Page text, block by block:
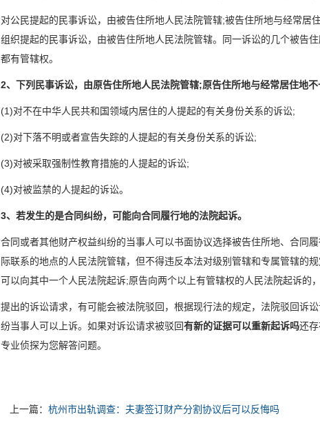
对公民提起的民事诉讼，由被告住所地人民法院管辖;被告住所地与经常居
组织提起的民事诉讼，由被告住所地人民法院管辖。同一诉讼的几个被告
都有管辖权。
2、下列民事诉讼，由原告住所地人民法院管辖;原告住所地与经常居住地不
(1)对不在中华人民共和国领域内居住的人提起的有关身份关系的诉讼;
(2)对下落不明或者宣告失踪的人提起的有关身份关系的诉讼;
(3)对被采取强制性教育措施的人提起的诉讼;
(4)对被监禁的人提起的诉讼。
3、若发生的是合同纠纷，可能向合同履行地的法院起诉。
合同或者其他财产权益纠纷的当事人可以书面协议选择被告住所地、合同
际联系的地点的人民法院管辖，但不得违反本法对级别管辖和专属管辖
可以向其中一个人民法院起诉;原告向两个以上有管辖权的人民法院起诉的
提出的诉讼请求，有可能会被法院驳回，根据现行法的规定，法院驳回诉
纷当事人可以上诉。如果对诉讼请求被驳回有新的证据可以重新起诉吗还存
专业侦探为您解答问题。
上一篇：杭州市出轨调查：夫妻签订财产分割协议后可以反悔吗